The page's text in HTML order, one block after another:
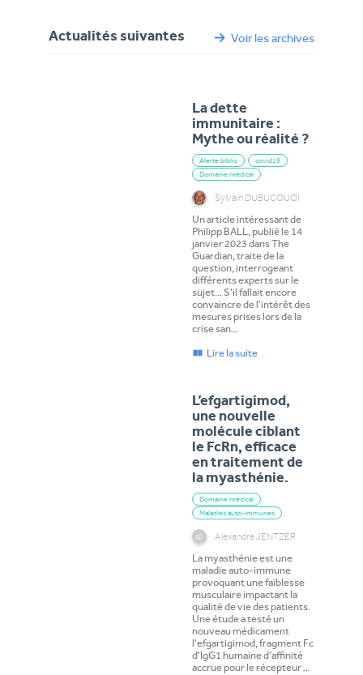
Actualités suivantes Voir les archives
La dette
immunitaire :
Mythe ou réalité ?
Alerte biblio
covid19
Domaine médical
Sylvain DUBUCQUOI
Un article intéressant de
Philipp BALL, publié le 14
janvier 2023 dans The
Guardian, traite de la
question, interrogeant
différents experts sur le
sujet... S'il fallait encore
convaincre de l'intérêt des
mesures prises lors de la
crise san…
Lire la suite
L’efgartigimod,
une nouvelle
molécule ciblant
le FcRn, efficace
en traitement de
la myasthénie.
Domaine médical
Maladies auto-immunes
Alexandre JENTZER
La myasthénie est une
maladie auto-immune
provoquant une faiblesse
musculaire impactant la
qualité de vie des patients.
Une étude a testé un
nouveau médicament
l'efgartigimod, fragment Fc
d'IgG1 humaine d’affinité
accrue pour le récepteur …